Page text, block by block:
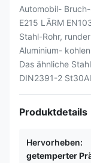
Automobil-
E215 LÄRM
Stahl-Rohr,
Aluminium-
Das ähnliche
DIN2391-2
Produktdetails
Hervorheben:
getemperter